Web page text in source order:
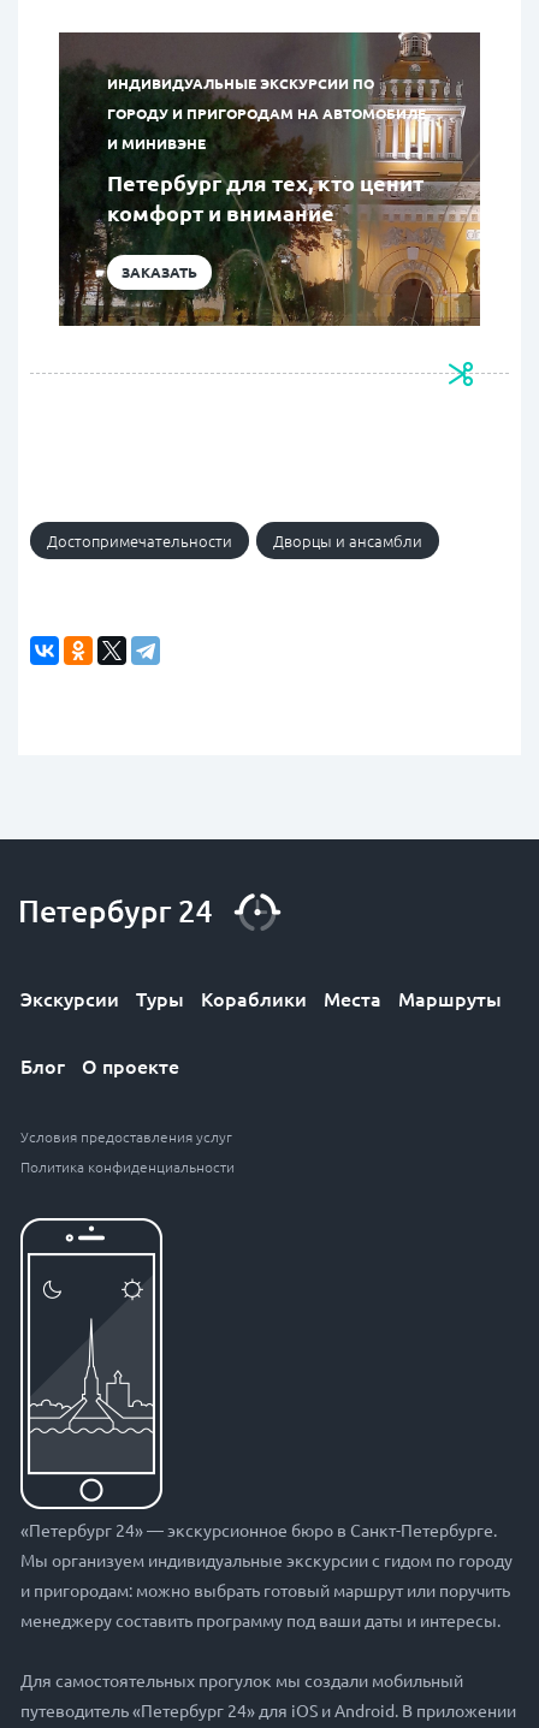
ИНДИВИДУАЛЬНЫЕ ЭКСКУРСИИ ПО
ГОРОДУ И ПРИГОРОДАМ НА АВТОМОБИЛЕ
И МИНИВЭНЕ
Петербург для тех, кто ценит
комфорт и внимание
ЗАКАЗАТЬ
Достопримечательности Дворцы и ансамбли
Экскурсии Туры Кораблики Места Маршруты
Блог О проекте
Условия предоставления услуг
Политика конфиденциальности
«Петербург 24» — экскурсионное бюро в Санкт-Петербурге.
Мы организуем индивидуальные экскурсии с гидом по городу
и пригородам: можно выбрать готовый маршрут или поручить
менеджеру составить программу под ваши даты и интересы.
Для самостоятельных прогулок мы создали мобильный
путеводитель «Петербург 24» для iOS и Android. В приложении